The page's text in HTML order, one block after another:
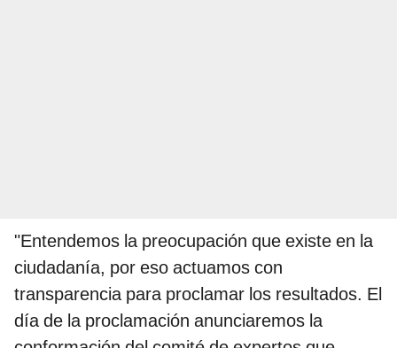
"Entendemos la preocupación que existe en la
ciudadanía, por eso actuamos con
transparencia para proclamar los resultados. El
día de la proclamación anunciaremos la